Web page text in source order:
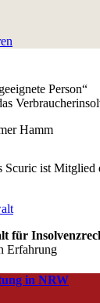
Person“
Scuric ist Mitglied
für
Erfahrung
in NRW